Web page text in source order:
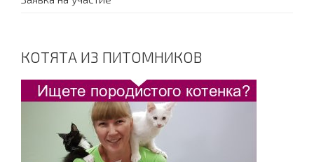
КОТЯТА ИЗ ПИТОМНИКОВ